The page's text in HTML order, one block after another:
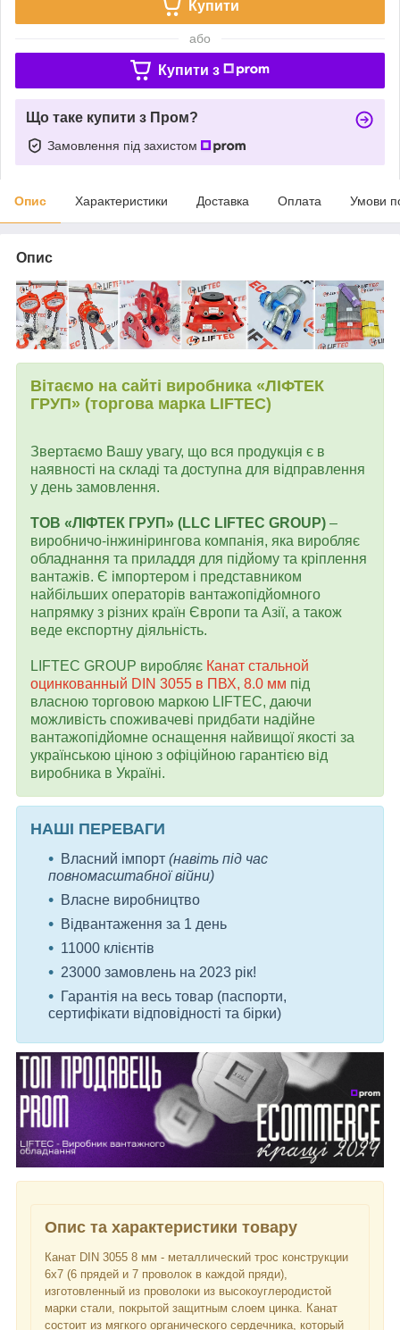
Купити
або
Купити з
Що таке купити з Пром?
Замовлення під захистом
Опис Характеристики Доставка Оплата Умови
Опис
Вітаємо на сайті виробника «ЛІФТЕК
ГРУП» (торгова марка LIFTEC)
Звертаємо Вашу увагу, що вся продукція є в
наявності на складі та доступна для відправлення
у день замовлення.
ТОВ «ЛІФТЕК ГРУП» (LLC LIFTEC GROUP) –
виробничо-інжинірингова компанія, яка виробляє
обладнання та приладдя для підйому та кріплення
вантажів. Є імпортером і представником
найбільших операторів вантажопідйомного
напрямку з різних країн Європи та Азії, а також
веде експортну діяльність.
LIFTEC GROUP виробляє Канат стальной
оцинкованный DIN 3055 в ПВХ, 8.0 мм під
власною торговою маркою LIFTEC, даючи
можливість споживачеві придбати надійне
вантажопідйомне оснащення найвищої якості за
українською ціною з офіційною гарантією від
виробника в Україні.
НАШІ ПЕРЕВАГИ
Власний імпорт (навіть під час
повномасштабної війни)
Власне виробництво
Відвантаження за 1 день
11000 клієнтів
23000 замовлень на 2023 рік!
Гарантія на весь товар (паспорти,
сертифікати відповідності та бірки)
Опис та характеристики товару
Канат DIN 3055 8 мм - металлический трос конструкции
6x7 (6 прядей и 7 проволок в каждой пряди),
изготовленный из проволоки из высокоуглеродистой
марки стали, покрытой защитным слоем цинка. Канат
состоит из мягкого органического сердечника, который